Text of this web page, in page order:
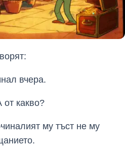
вчера.
какво?
му тъст не му